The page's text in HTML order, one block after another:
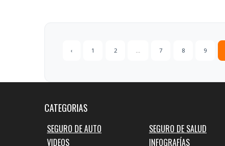
‹ 1 2 ... 7 8 9
CATEGORIAS
SEGURO DE AUTO SEGURO DE SALUD
VIDEOS
INFOGRAFÍAS